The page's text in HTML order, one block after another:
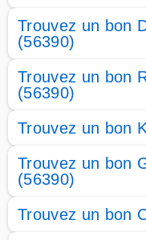
Trouvez un bon
(56390)
Trouvez un bon
(56390)
Trouvez un bon
Trouvez un bon
(56390)
Trouvez un bon